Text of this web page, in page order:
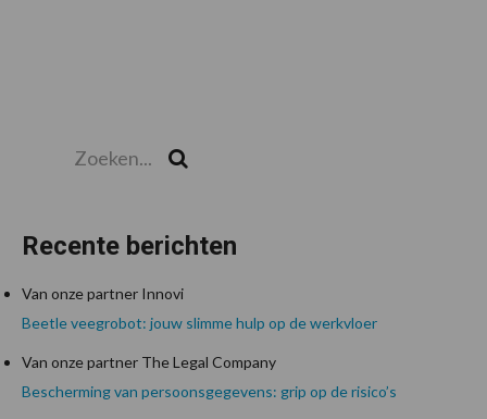
Recente berichten
Van onze partner Innovi
Beetle veegrobot: jouw slimme hulp op de werkvloer
Van onze partner The Legal Company
Bescherming van persoonsgegevens: grip op de risico’s